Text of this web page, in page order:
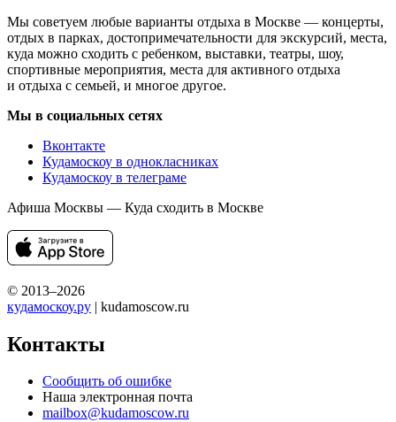
Мы советуем любые варианты отдыха в Москве — концерты,
отдых в парках, достопримечательности для экскурсий, места,
куда можно сходить с ребенком, выставки, театры, шоу,
спортивные мероприятия, места для активного отдыха
и отдыха с семьей, и многое другое.
Мы в социальных сетях
Вконтакте
Кудамоскоу в однокласниках
Кудамоскоу в телеграме
Афиша Москвы — Куда сходить в Москве
© 2013–2026
кудамоскоу.ру | kudamoscow.ru
Контакты
Сообщить об ошибке
Наша электронная почта
mailbox@kudamoscow.ru